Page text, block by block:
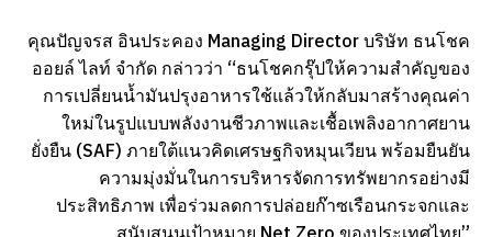
คุณปัญจรส อินประคอง Managing Director บริษัท ธนโชค
ออยล์ ไลท์ จำกัด กล่าวว่า “ธนโชคกรุ๊ปให้ความสำคัญของ
การเปลี่ยนน้ำมันปรุงอาหารใช้แล้วให้กลับมาสร้างคุณค่า
ใหม่ในรูปแบบพลังงานชีวภาพและเชื้อเพลิงอากาศยาน
ยั่งยืน (SAF) ภายใต้แนวคิดเศรษฐกิจหมุนเวียน พร้อมยืนยัน
ความมุ่งมั่นในการบริหารจัดการทรัพยากรอย่างมี
ประสิทธิภาพ เพื่อร่วมลดการปล่อยก๊าซเรือนกระจกและ